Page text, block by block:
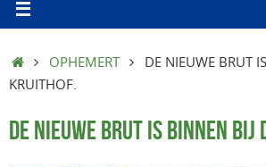
HOMEOPHEMERT
DE NIEUWE BRUT
KRUITHOF.
DE NIEUWE BRUT IS BINNEN BIJ